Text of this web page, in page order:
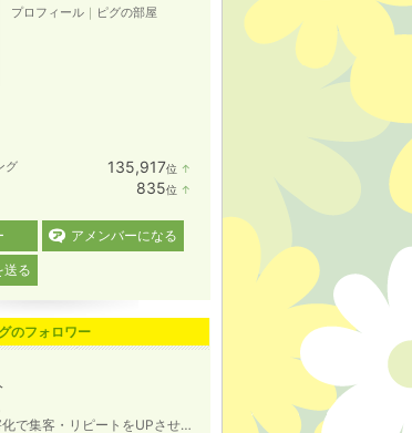
プロフィール ｜ ピグの部屋
グ 135,917位 ↑
835位 ↑
アメンバーになる
送る
のフォロワー
『カラー剤の無害化で集客・リピートをUPさせるコーチ』らカラダと地球のために